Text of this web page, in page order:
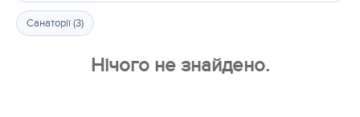
Санаторії (3)
Нічого не знайдено.